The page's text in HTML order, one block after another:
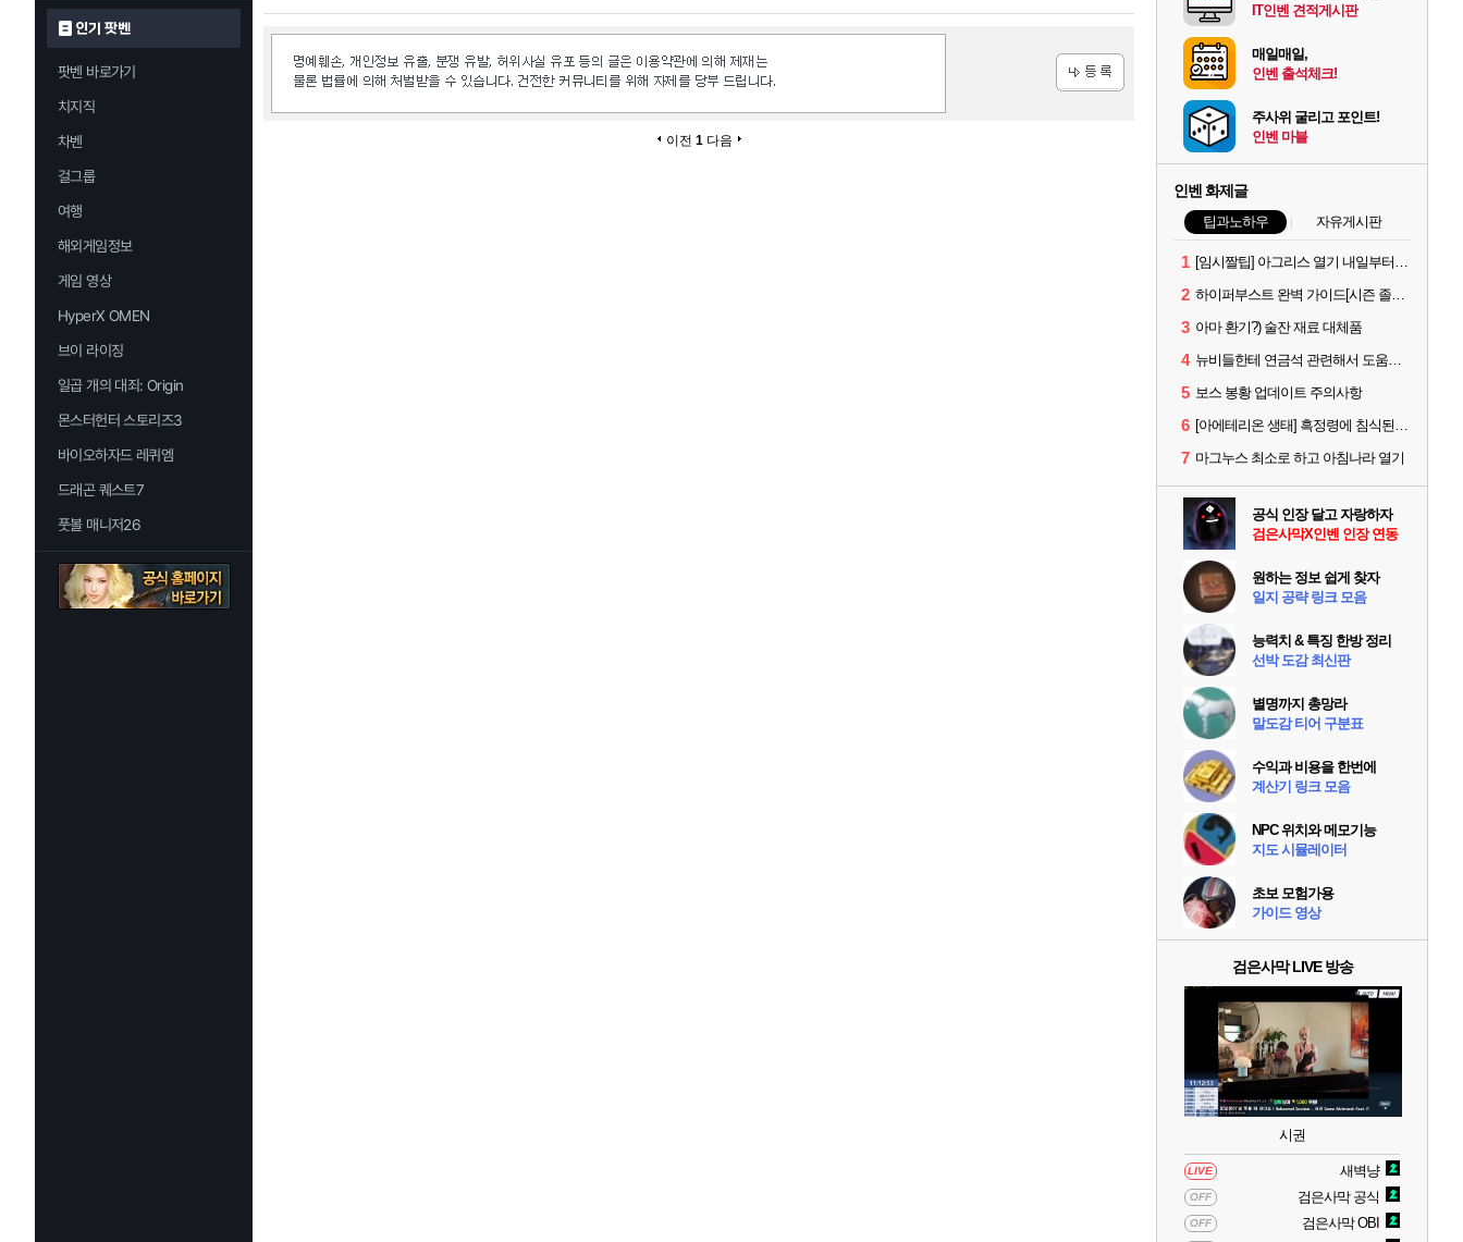
인기 팟벤
팟벤 바로가기
치지직
차벤
걸그룹
여행
해외게임정보
게임 영상
HyperX OMEN
브이 라이징
일곱 개의 대죄: Origin
몬스터헌터 스토리즈3
바이오하자드 레퀴엠
드래곤 퀘스트7
풋볼 매니저26
이전 1 다음
IT인벤 견적게시판
매일매일,
인벤 출석체크!
주사위 굴리고 포인트!
인벤 마블
인벤 화제글
팁과노하우 자유게시판
1 [임시짤팁] 아그리스 열기 내일부터 꺼봅시다.
2 하이퍼부스트 완벽 가이드[시즌 졸업 부터 공방합 750까지] _ 21시간 26분 컷 성장 꿀팁 총 정리
3 아마 환기?) 술잔 재료 대체품
4 뉴비들한테 연금석 관련해서 도움이 될까해서..(벨의심장 등)
5 보스 봉황 업데이트 주의사항
6 [아에테리온 생태] 흑정령에 침식된 검사/용병
7 마그누스 최소로 하고 아침나라 열기
공식 인장 달고 자랑하자
검은사막X인벤 인장 연동
원하는 정보 쉽게 찾자
일지 공략 링크 모음
능력치 & 특징 한방 정리
선박 도감 최신판
별명까지 총망라
말도감 티어 구분표
수익과 비용을 한번에
계산기 링크 모음
NPC 위치와 메모기능
지도 시뮬레이터
초보 모험가용
가이드 영상
검은사막 LIVE 방송
시권
LIVE 새벽냥
OFF 검은사막 공식
OFF
검은사막 OBI